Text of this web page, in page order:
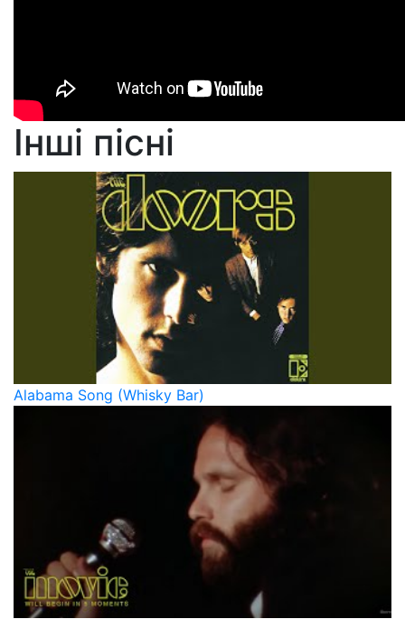
Інші пісні
Alabama Song (Whisky Bar)